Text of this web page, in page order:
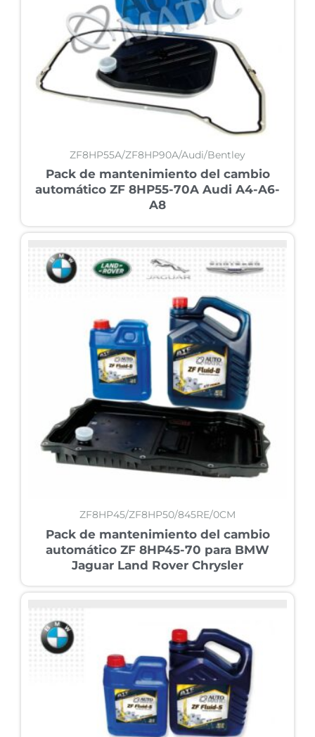
ZF8HP55A/ZF8HP90A/Audi/Bentley
Pack de mantenimiento del cambio
automático ZF 8HP55-70A Audi A4-A6-
A8
ZF8HP45/ZF8HP50/845RE/0CM
Pack de mantenimiento del cambio
automático ZF 8HP45-70 para BMW
Jaguar Land Rover Chrysler